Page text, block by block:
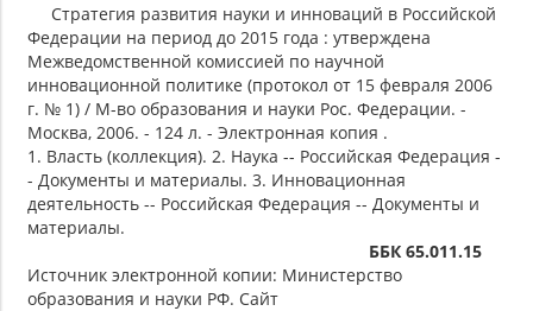
Стратегия развития науки и инноваций в Российской
Федерации на период до 2015 года : утверждена
Межведомственной комиссией по научной
инновационной политике (протокол от 15 февраля 2006
г. № 1) / М-во образования и науки Рос. Федерации. -
Москва, 2006. - 124 л. - Электронная копия .
1. Власть (коллекция). 2. Наука -- Российская Федерация -
- Документы и материалы. 3. Инновационная
деятельность -- Российская Федерация -- Документы и
материалы.
ББК 65.011.15
Источник электронной копии: Министерство
образования и науки РФ. Сайт